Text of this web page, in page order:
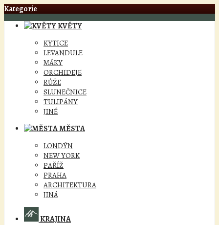
Kategorie
KVĚTY
KYTICE
LEVANDULE
MÁKY
ORCHIDEJE
RŮŽE
SLUNEČNICE
TULIPÁNY
JINÉ
MĚSTA
LONDÝN
NEW YORK
PAŘÍŽ
PRAHA
ARCHITEKTURA
JINÁ
KRAJINA